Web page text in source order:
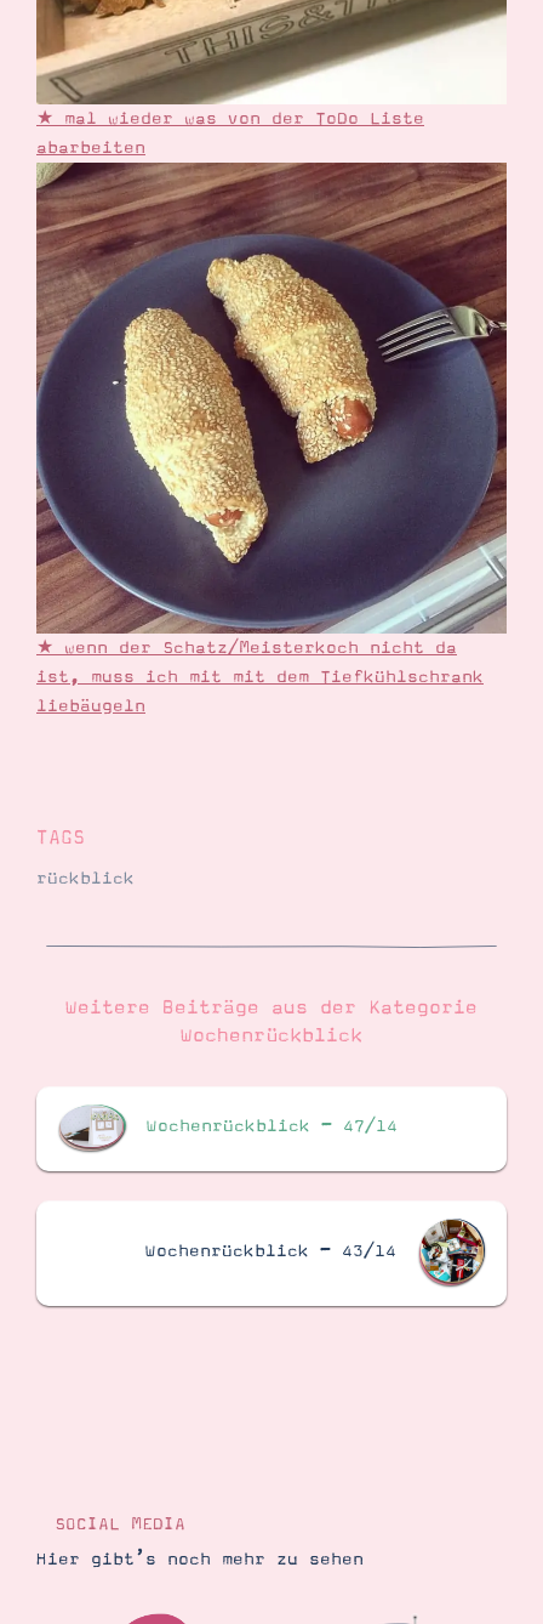
★ mal wieder was von der ToDo Liste
abarbeiten
★ wenn der Schatz/Meisterkoch nicht da
ist, muss ich mit mit dem Tiefkühlschrank
liebäugeln
TAGS
rückblick
Weitere Beiträge aus der Kategorie
Wochenrückblick
Wochenrückblick – 47/14
Wochenrückblick – 43/14
SOCIAL MEDIA
Hier gibt’s noch mehr zu sehen